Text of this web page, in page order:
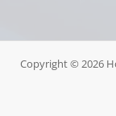
Copyright © 2026